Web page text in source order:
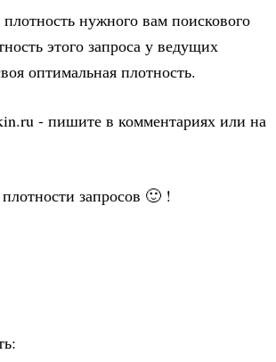
нужного вам поискового
этого запроса у ведущих
оптимальная плотность.
- пишите в комментариях или на
запросов 🙂 !